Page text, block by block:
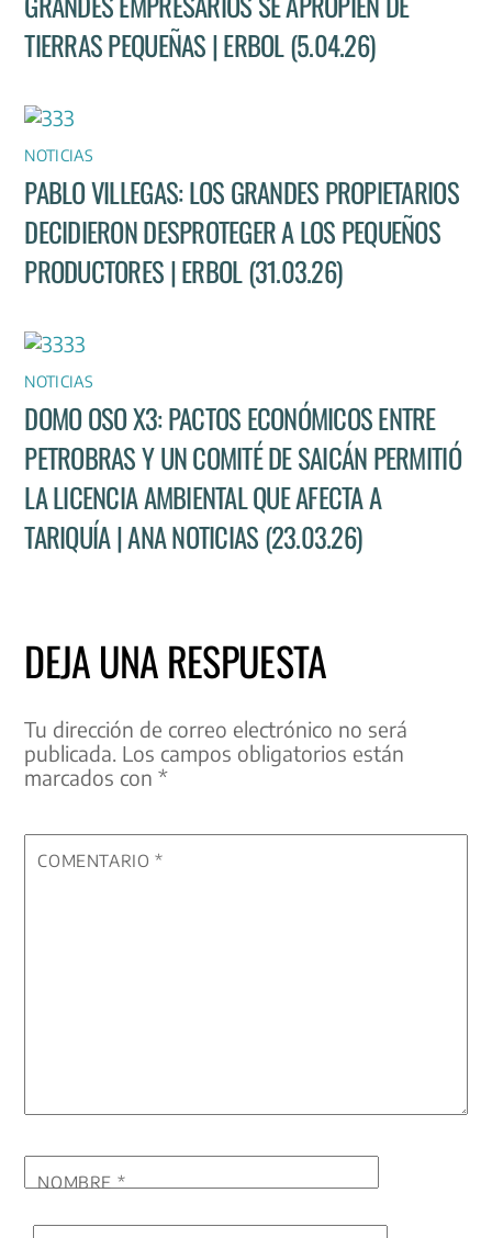
TIERRAS PEQUEÑAS | ERBOL (5.04.26)
NOTICIAS
PABLO VILLEGAS: LOS GRANDES PROPIETARIOS
DECIDIERON DESPROTEGER A LOS PEQUEÑOS
PRODUCTORES | ERBOL (31.03.26)
NOTICIAS
DOMO OSO X3: PACTOS ECONÓMICOS ENTRE
PETROBRAS Y UN COMITÉ DE SAICÁN PERMITIÓ
LA LICENCIA AMBIENTAL QUE AFECTA A
TARIQUÍA | ANA NOTICIAS (23.03.26)
DEJA UNA RESPUESTA
Tu dirección de correo electrónico no será
publicada. Los campos obligatorios están
marcados con*
COMENTARIO*
NOMBRE *